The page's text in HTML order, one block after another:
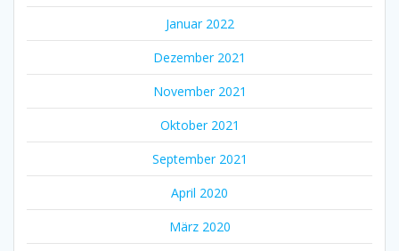
Januar 2022
Dezember 2021
November 2021
Oktober 2021
September 2021
April 2020
März 2020